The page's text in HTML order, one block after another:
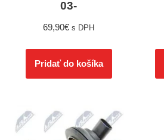
03-
69,90€ s DPH
Pridať do košíka